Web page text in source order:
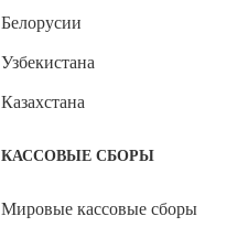
Белорусии
Узбекистана
Казахстана
КАССОВЫЕ СБОРЫ
Мировые кассовые сборы